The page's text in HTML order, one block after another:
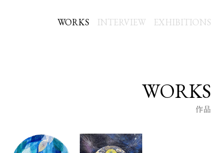
・2025年 100人のアーチスト展出展
WORKS INTERVIEW EXHIBITIONS
WORKS
作品